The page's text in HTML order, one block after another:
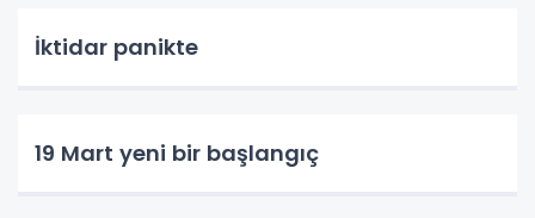
İktidar panikte
19 Mart yeni bir başlangıç